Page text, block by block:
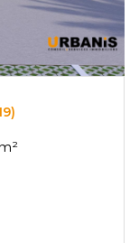
d'activité 331.5 m²